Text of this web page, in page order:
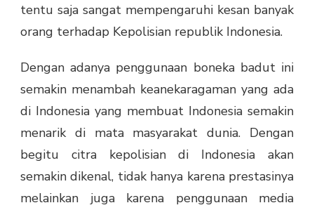
tentu saja sangat mempengaruhi kesan banyak
orang terhadap Kepolisian republik Indonesia.
Dengan adanya penggunaan boneka badut ini
semakin menambah keanekaragaman yang ada
di Indonesia yang membuat Indonesia semakin
menarik di mata masyarakat dunia. Dengan
begitu citra kepolisian di Indonesia akan
semakin dikenal, tidak hanya karena prestasinya
melainkan juga karena penggunaan media